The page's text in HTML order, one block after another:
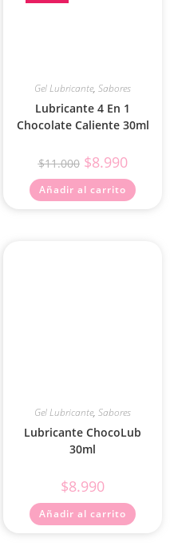
Gel Lubricante, Sabores
Lubricante 4 En 1
Chocolate Caliente 30ml
$11.000 $8.990
Añadir al carrito
Gel Lubricante, Sabores
Lubricante ChocoLub
30ml
$8.990
Añadir al carrito